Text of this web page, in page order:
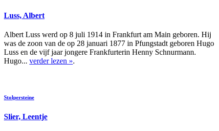
Luss, Albert
Albert Luss werd op 8 juli 1914 in Frankfurt am Main geboren. Hij
was de zoon van de op 28 januari 1877 in Pfungstadt geboren Hugo
Luss en de vijf jaar jongere Frankfurterin Henny Schnurmann.
Hugo... verder lezen ».
Stolpersteine
Slier, Leentje